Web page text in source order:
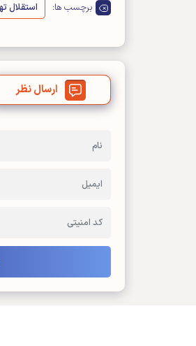
برچسب ها: استقلال
ارسال نظر